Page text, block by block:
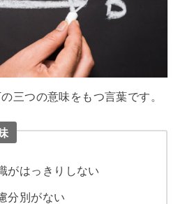
三つの意味をもつ言葉です。
がはっきりしない
分別がない